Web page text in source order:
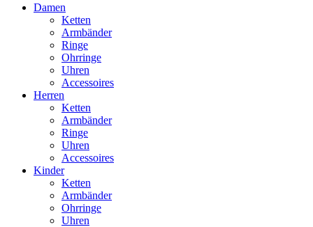
Damen
Ketten
Armbänder
Ringe
Ohrringe
Uhren
Accessoires
Herren
Ketten
Armbänder
Ringe
Uhren
Accessoires
Kinder
Ketten
Armbänder
Ohrringe
Uhren